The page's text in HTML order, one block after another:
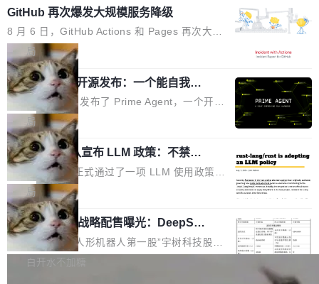
他引用的帖子来自 Mathew Shen，一位 ICLR 2
026 的读者：「看了篇 ...
理由很具体。FA 系列不需要解释，但 FA2 是他
认为最重要的一个——复杂度恰到好处，刚好能
驱动你去学 CuTe，但还没被那些"邪恶的" Hopp
er++ 优化所淹没，足够容易修改和适配。 更关
键的是 FA2 的持久性...
鸿蒙通过统一技术底座和分布式能力，为不同类
型智能设备的开发、连接与互联提供关键支撑，
也为产业链企业探索产品创新与商业增长打开新
的空间。 8月14日，开源鸿蒙智能硬件开发者日
（OHDD：OpenHarmony Hardware Develope
r Day）将在杭州启航。活动面向智能硬件产业
链企业和开发者，邀请行业专家与资深技术顾
问，围绕开源鸿蒙技术能力、设备适配、芯片适
配、功耗与稳定性调优、兼容性测评及统一互联
等内容展开系统讲解和实战交流，帮助企业进一
步了解开源鸿蒙在智能...
GitHub 再次爆发大规模服务降级
8 月 6 日，GitHub Actions 和 Pages 再次大规
模服务降级，Actions 完全不可用超过 5 小时，
webhook 停发，连自托管 runner 也因调度层故
障无法工作。Pages、Copilot code review、C
opilot coding agent 全部受影响。从检测到完全
恢复，大约 12 小时。 这是 2026 年 8 月的第六
起事故，其中四起与 AI/Copilot 服务相关。 Git
Hub 员工 kdaigle 在 HN 讨论中贴出了一组数
据：2025 年全年 10 亿次 commit。现在，每周
2.75 亿次，全年预计 140 亿次。GitHub...
局
Prime Agent 开源发布：一个能自我改
进的编程 Agent，ARC-AGI 3 超越人类
专家基线
Prime Intellect 发布了 Prime Agent，一个开源
的编程 Agent Harness，核心设计围绕两个抽
象：Recursive Language Model（RLM）和 C
ontinual Harness。在 ARC-AGI 3 基准测试
上，Prime Agent + Opus 5 的组合达到了 95.
5% RHAE Best@1，超过了 ARC 报告的人类专
家基线 95.4%。 不是又一个 coding agent 包装
器 Prime Agent 的架构和市面上大多数 coding
agent 有本质区别。大多数 agent harness 的设
计是基于早期模型的能力—...
局
Rust 项目团队宣布 LLM 政策：不禁
止，但你要承认哪些代码不是你写的
Rust 语言项目正式通过了一项 LLM 使用政策，
覆盖 rust-lang/rust 单一仓库的代码贡献。这不
是项目级别的官方立场，目前由五个团队采纳，
但它可能是主流开源项目中关于 AI 辅助贡献最
细致的一份规则。 政策的核心只有一句话：LLM
可以用来分析、提炼、审阅、建议，但不能用来
局
宇树科技 IPO 战略配售曝光：DeepSe
ek 获配 93.3 万股，锁定 36 个月
8月6日晚间，“人形机器人第一股”宇树科技股份
有限公司披露IPO发行价格及战略配售结果，杭
白开水不加糖